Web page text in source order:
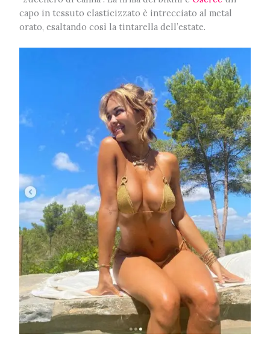
capo in tessuto elasticizzato è intrecciato al metal
orato, esaltando così la tintarella dell’estate.